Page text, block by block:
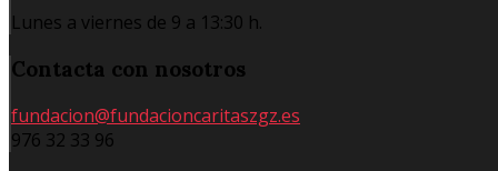
Lunes a viernes de 9 a 13:30 h.
Contacta con nosotros
fundacion@fundacioncaritaszgz.es
976 32 33 96